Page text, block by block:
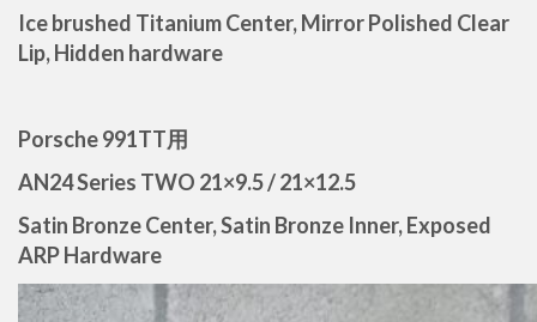
Ice brushed Titanium Center, Mirror Polished Clear
Lip, Hidden hardware
Porsche 991TT用
AN24 Series TWO 21×9.5 / 21×12.5
Satin Bronze Center, Satin Bronze Inner, Exposed
ARP Hardware